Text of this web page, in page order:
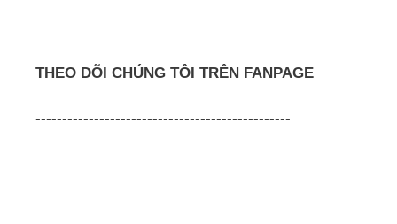
THEO DÕI CHÚNG TÔI TRÊN FANPAGE
------------------------------------------------